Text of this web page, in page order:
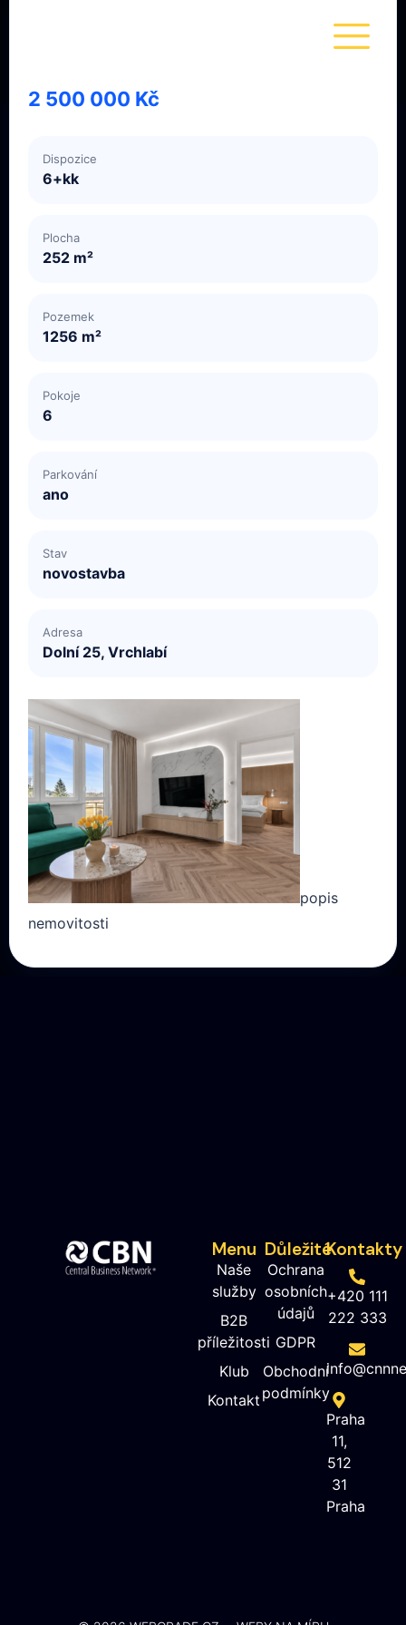
2 500 000 Kč
Dispozice
6+kk
Plocha
252 m²
Pozemek
1256 m²
Pokoje
6
Parkování
ano
Stav
novostavba
Adresa
Dolní 25, Vrchlabí
popis
nemovitosti
Menu
Naše
služby
B2B
příležitosti
Klub
Kontakt
Důležité
Ochrana
osobních
údajů
GDPR
Obchodní
podmínky
Kontakty
+420 111
222 333
Praha
11,
512
31
Praha